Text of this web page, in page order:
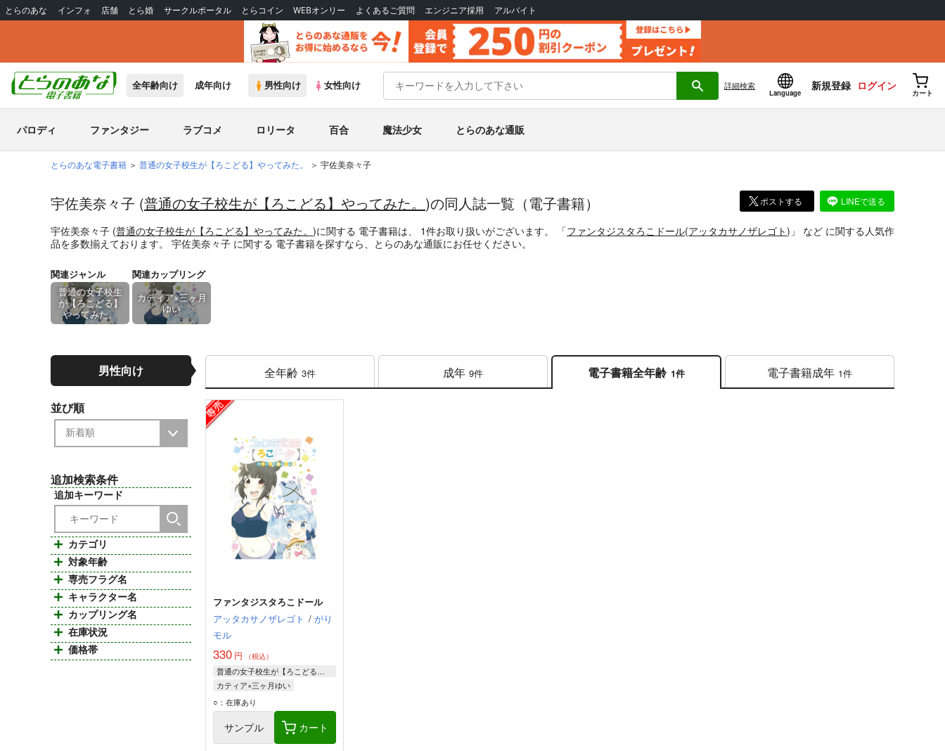
とらのあな インフォ 店舗 とら婚 サークルポータル とらコイン WEBオンリー よくあるご質問 エンジニア採用 アルバイト
全年齢向け 成年向け 男性向け 女性向け 詳細検索
Language
新規登録 ログイン
カート
パロディ ファンタジー ラブコメ ロリータ 百合 魔法少女 とらのあな通販
とらのあな電子書籍 普通の女子校生が【ろこどる】やってみた。 宇佐美奈々子
ポストする LINEで送る
宇佐美奈々子 (普通の女子校生が【ろこどる】やってみた。 )の同人誌一覧（電子書籍）
宇佐美奈々子 (普通の女子校生が【ろこどる】やってみた。 )に関する 電子書籍は、 1件お取り扱いがございます。 「ファンタジスタろこドール(アッタカサノザレゴト)」 など に関する人気作
品を多数揃えております。 宇佐美奈々子 に関する 電子書籍を探すなら、とらのあな通販にお任せください。
関連ジャンル
普通の女子校生
が【ろこどる】
やってみた。
関連カップリング
カティア×三ヶ月
ゆい
男性向け
並び順
追加検索条件
追加キーワード
カテゴリ
対象年齢
専売フラグ名
キャラクター名
カップリング名
在庫状況
価格帯
全年齢 3件 成年 9件 電子書籍全年齢 1件 電子書籍成年 1件
ファンタジスタろこドール
アッタカサノザレゴト / がり
モル
330 円 （税込）
普通の女子校生が【ろこどる】やってみた。
カティア×三ヶ月ゆい
カティア
宇佐美奈々子
○：在庫あり
サンプル カート